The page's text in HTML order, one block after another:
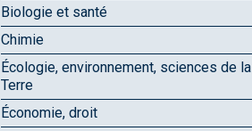
Biologie et santé
Chimie
Écologie, environnement, sciences de la
Terre
Économie, droit